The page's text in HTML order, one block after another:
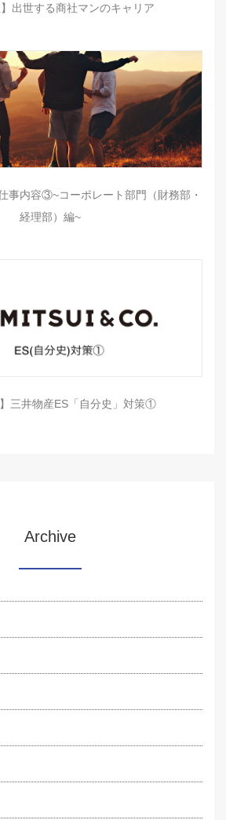
】出世する商社マンのキャリア
事内容③~コーポレート部門（財務部・
経理部）編~
】三井物産ES「自分史」対策①
Archive